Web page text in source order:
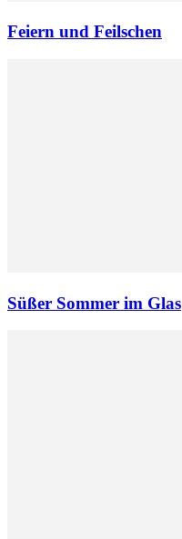
Feiern und Feilschen
Süßer Sommer im Glas